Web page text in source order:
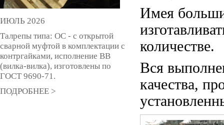
Имея
количестве.
Вся
качества,
ИЮЛЬ 2026
Талрепы типа: ОС - с открытой
сварной муфтой в комплектации с
контргайками, исполнение ВВ
(вилка-вилка), изготовлены по
ГОСТ 9690-71.
ПОДРОБНЕЕ >